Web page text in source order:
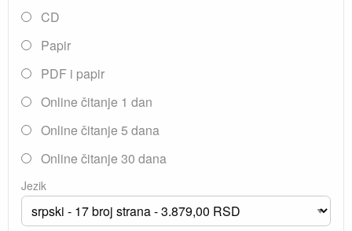
CD
Papir
PDF i papir
Online čitanje 1 dan
Online čitanje 5 dana
Online čitanje 30 dana
Jezik